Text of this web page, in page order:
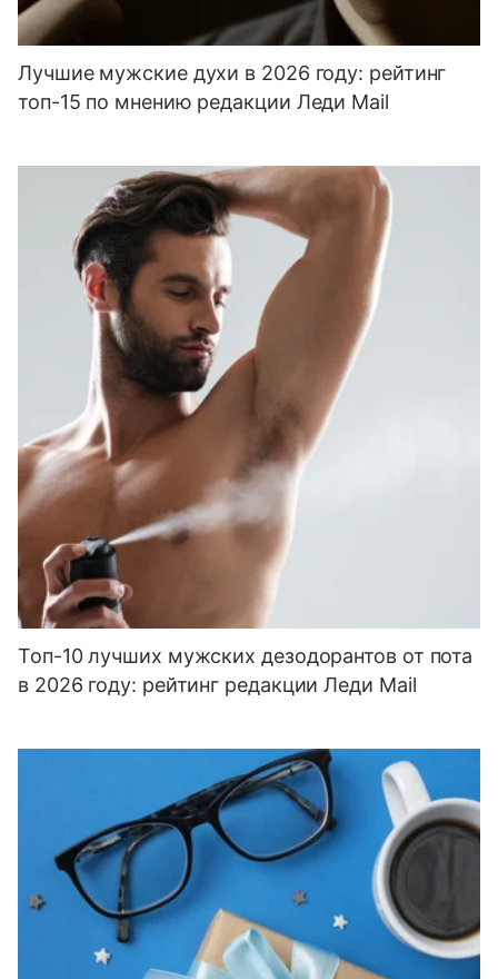
Лучшие мужские духи в 2026 году: рейтинг
топ-15 по мнению редакции Леди Mail
Топ-10 лучших мужских дезодорантов от пота
в 2026 году: рейтинг редакции Леди Mail